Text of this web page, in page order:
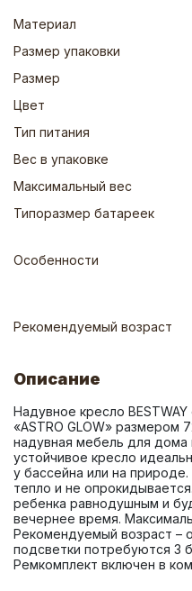
Материал
Размер упаковки
Размер
Цвет
Тип питания
Вес в упаковке
Максимальный вес
Типоразмер батареек
Особенности
Рекомендуемый возраст
Описание
Надувное кресло
«ASTRO GLOW» размером
надувная мебель для дома
устойчивое кресло
у бассейна или на
тепло и не
ребенка равнодушным и
вечернее время.
Рекомендуемый возраст –
подсветки потребуются 3
Ремкомплект включен в